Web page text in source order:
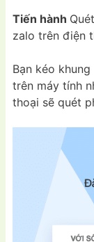
Tiến hành
zalo trên điện
Bạn kéo
trên máy tính
thoại sẽ quét